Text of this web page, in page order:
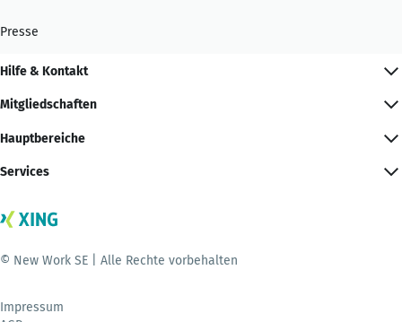
Presse
Hilfe & Kontakt
Mitgliedschaften
Hauptbereiche
Services
© New Work SE | Alle Rechte vorbehalten
Impressum